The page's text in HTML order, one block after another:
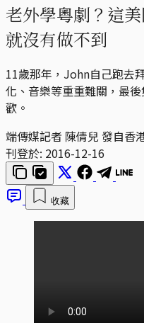
老外學粵劇？這
就沒有做不到
11歲那年，John自己跑去
化、音樂等重重難關，最
歡。
端傳媒記者 陳倩兒 發自香
刊登於: 2016-12-16
收藏